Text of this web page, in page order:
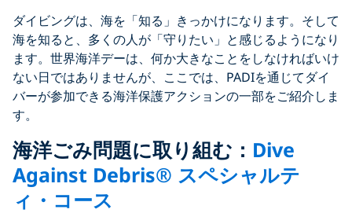
ダイビングは、海を「知る」きっかけになります。そして
海を知ると、多くの人が「守りたい」と感じるようになり
ます。世界海洋デーは、何か大きなことをしなければいけ
ない日ではありませんが、ここでは、PADIを通じてダイ
バーが参加できる海洋保護アクションの一部をご紹介しま
す。
海洋ごみ問題に取り組む： Dive
Against Debris® スペシャルテ
ィ・コース